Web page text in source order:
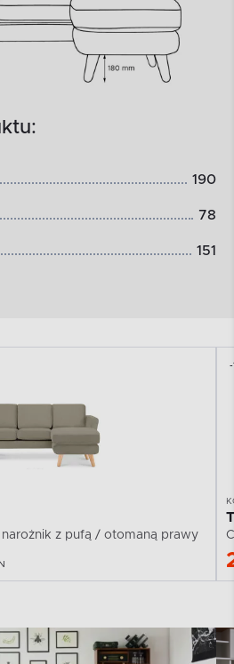
190
78
151
z pufą / otomaną prawy
-